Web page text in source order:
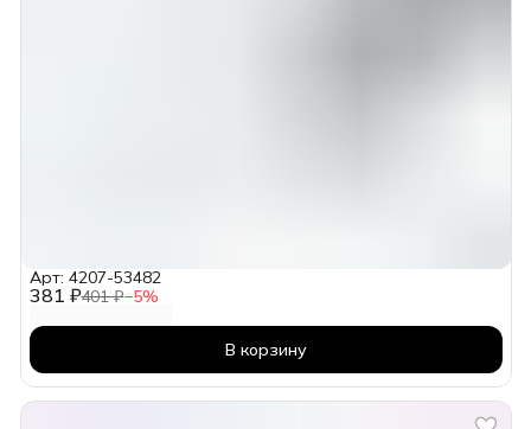
381 ₽401 ₽−5%
Арт: 4207-53482
В корзину